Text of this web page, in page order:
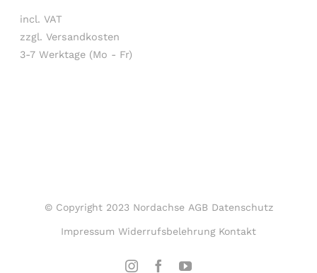
incl. VAT
zzgl. Versandkosten
3-7 Werktage (Mo - Fr)
© Copyright 2023 Nordachse AGB Datenschutz
Impressum Widerrufsbelehrung Kontakt
InstagramFacebookYouTube